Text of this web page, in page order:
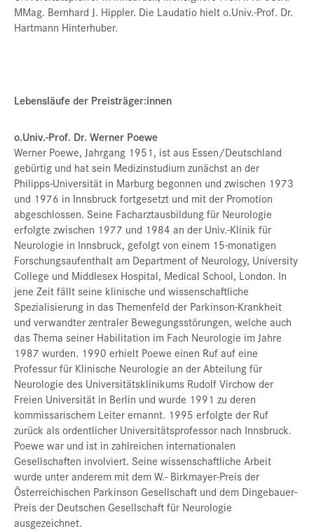
MMag. Bernhard J. Hippler. Die Laudatio hielt o.Univ.-Prof. Dr.
Hartmann Hinterhuber.
Lebensläufe der Preisträger:innen
o.Univ.-Prof. Dr. Werner Poewe
Werner Poewe, Jahrgang 1951, ist aus Essen/Deutschland
gebürtig und hat sein Medizinstudium zunächst an der
Philipps-Universität in Marburg begonnen und zwischen 1973
und 1976 in Innsbruck fortgesetzt und mit der Promotion
abgeschlossen. Seine Facharztausbildung für Neurologie
erfolgte zwischen 1977 und 1984 an der Univ.-Klinik für
Neurologie in Innsbruck, gefolgt von einem 15-monatigen
Forschungsaufenthalt am Department of Neurology, University
College und Middlesex Hospital, Medical School, London. In
jene Zeit fällt seine klinische und wissenschaftliche
Spezialisierung in das Themenfeld der Parkinson-Krankheit
und verwandter zentraler Bewegungsstörungen, welche auch
das Thema seiner Habilitation im Fach Neurologie im Jahre
1987 wurden. 1990 erhielt Poewe einen Ruf auf eine
Professur für Klinische Neurologie an der Abteilung für
Neurologie des Universitätsklinikums Rudolf Virchow der
Freien Universität in Berlin und wurde 1991 zu deren
kommissarischem Leiter ernannt. 1995 erfolgte der Ruf
zurück als ordentlicher Universitätsprofessor nach Innsbruck.
Poewe war und ist in zahlreichen internationalen
Gesellschaften involviert. Seine wissenschaftliche Arbeit
wurde unter anderem mit dem W.- Birkmayer-Preis der
Österreichischen Parkinson Gesellschaft und dem Dingebauer-
Preis der Deutschen Gesellschaft für Neurologie
ausgezeichnet.